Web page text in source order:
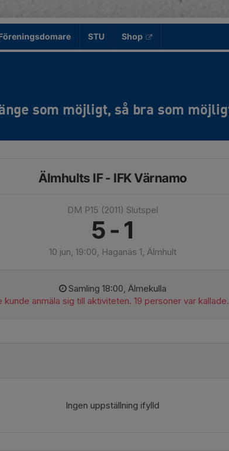
STU Shop
Älmhults IF - IFK Värnamo
DM P15 (2011) Slutspel
5 - 1
10 jun, 19:00, Haganäs 1, Älmhult
Samling 18:00, Älmekulla
kunde anmäla sig till aktiviteten. 19 personer var kallade.
Ingen uppställning ifylld